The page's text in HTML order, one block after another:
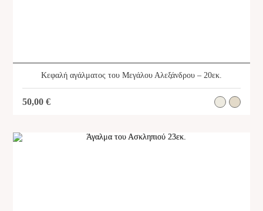
Κεφαλή αγάλματος του Μεγάλου Αλεξάνδρου – 20εκ.
50,00€